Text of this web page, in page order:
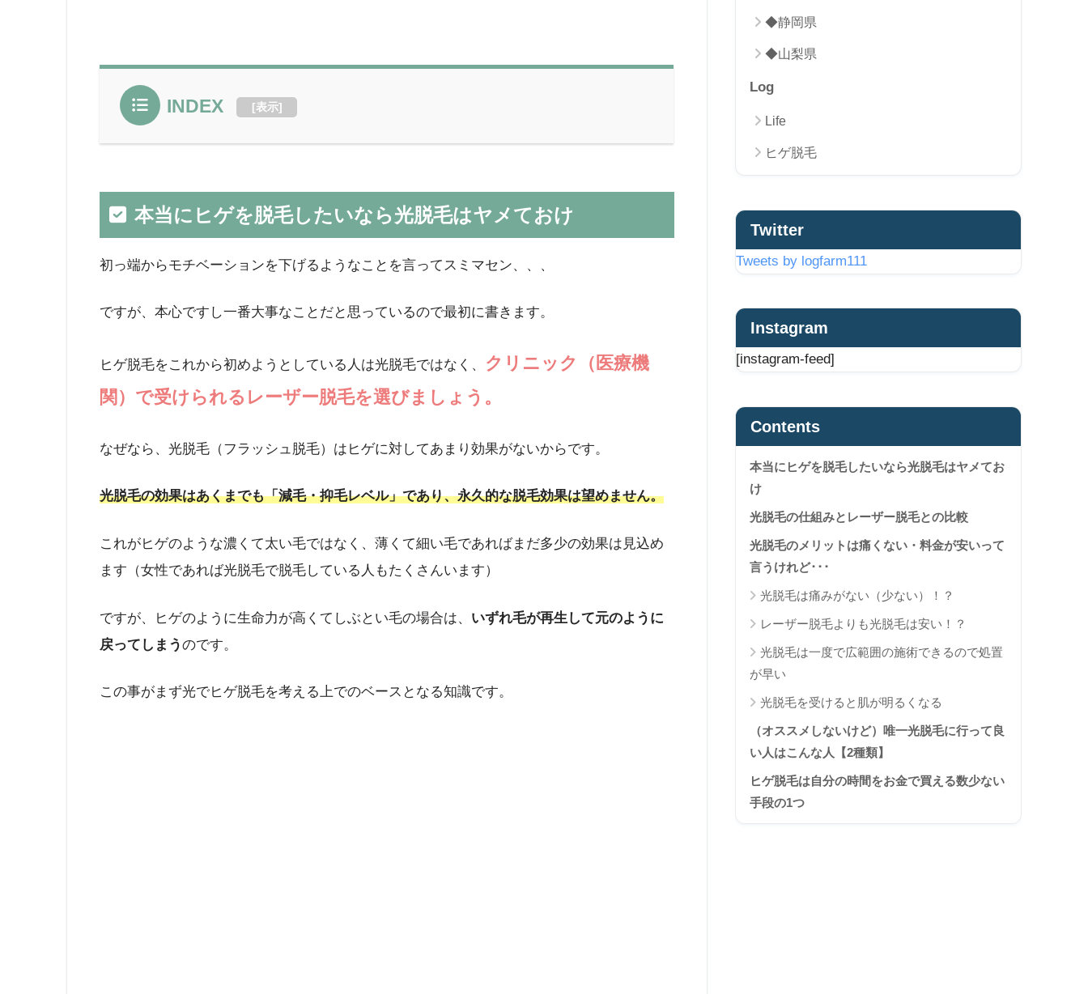
INDEX [表示]
本当にヒゲを脱毛したいなら光脱毛はヤメておけ
初っ端からモチベーションを下げるようなことを言ってスミマセン、、、
ですが、本心ですし一番大事なことだと思っているので最初に書きます。
ヒゲ脱毛をこれから初めようとしている人は光脱毛ではなく、
クリニック（医療機
関）で受けられるレーザー脱毛を選びましょう。
なぜなら、光脱毛（フラッシュ脱毛）はヒゲに対してあまり効果がないからです。
光脱毛の効果はあくまでも「減毛・抑毛レベル」であり、永久的な脱毛効果は望めません。
これがヒゲのような濃くて太い毛ではなく、薄くて細い毛であればまだ多少の効果は見込め
ます（女性であれば光脱毛で脱毛している人もたくさんいます）
ですが、ヒゲのように生命力が高くてしぶとい毛の場合は、 いずれ毛が再生して元のように
戻ってしまうのです。
この事がまず光でヒゲ脱毛を考える上でのベースとなる知識です。
◆静岡県
◆山梨県
Log
Life
ヒゲ脱毛
Twitter
Tweets by logfarm111
Instagram
[instagram-feed]
Contents
本当にヒゲを脱毛したいなら光脱毛はヤメてお
け
光脱毛の仕組みとレーザー脱毛との比較
光脱毛のメリットは痛くない・料金が安いって
言うけれど･･･
光脱毛は痛みがない（少ない）！？
レーザー脱毛よりも光脱毛は安い！？
光脱毛は一度で広範囲の施術できるので処置
が早い
光脱毛を受けると肌が明るくなる
（オススメしないけど）唯一光脱毛に行って良
い人はこんな人【2種類】
ヒゲ脱毛は自分の時間をお金で買える数少ない
手段の1つ